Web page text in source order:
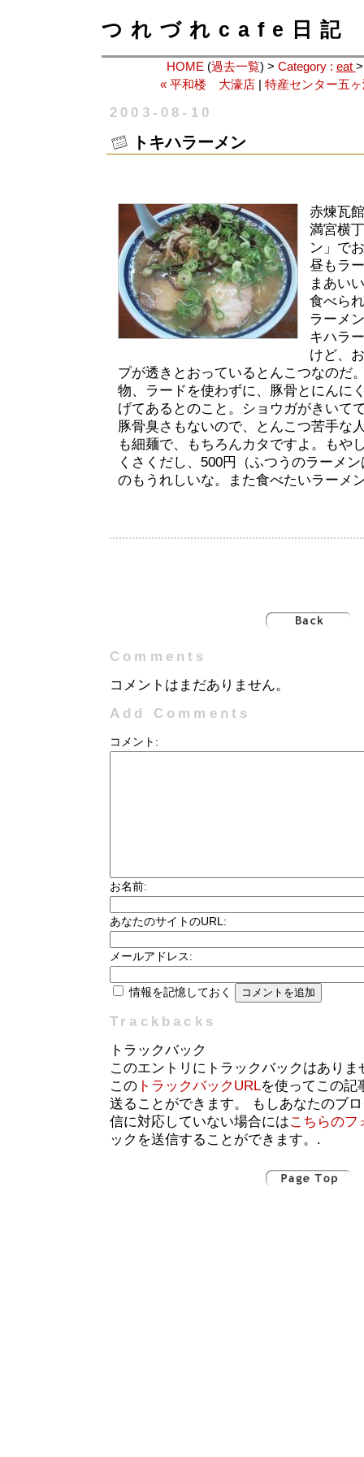
つれづれcafe日記
HOME (過去一覧) > Category : eat
« 平和楼 大濠店
特産センター五
2003-08-10
トキハラーメン
赤煉瓦
満宮横
ン」で
昼もラ
まあい
食べら
ラーメ
キハラ
けど、
プが透きとおっているとんこつなのだ
物、ラードを使わずに、豚骨とにんに
げてあるとのこと。ショウガがきいて
豚骨臭さもないので、とんこつ苦手な
も細麺で、もちろんカタですよ。もや
くさくだし、500円（ふつうのラーメ
のもうれしいな。また食べたいラーメ
Comments
コメントはまだありません。
Add Comments
コメント:
お名前:
あなたのサイトのURL:
メールアドレス:
情報を記憶しておく
Trackbacks
トラックバック
このエントリにトラックバックはありま
この トラックバックURLを使ってこの記
送ることができます。 もしあなたのブ
信に対応していない場合にはこちらのフ
ックを送信することができます。.